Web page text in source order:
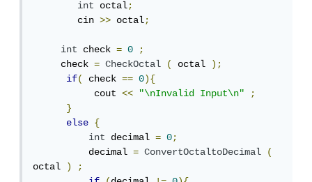
int
octal;
        cin
>> octal;
int check = 0
;
     check
= CheckOctal ( octal );
if( check == 0){
           cout
<< "\nInvalid Input\n"
;
}
else
{
int
decimal = 0;
          decimal
= ConvertOctaltoDecimal
(
octal )
;